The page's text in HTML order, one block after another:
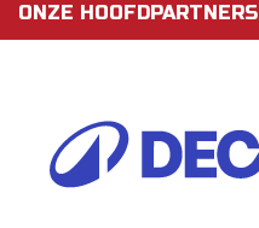
ONZE HOOFDPARTNERS